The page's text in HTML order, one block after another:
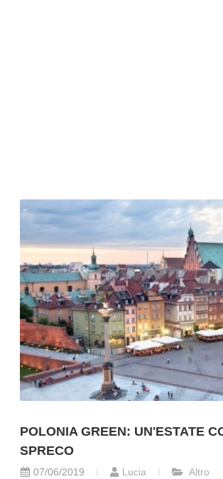
POLONIA GREEN: UN'ESTATE
SPRECO
07/06/2019 Lucia Altro